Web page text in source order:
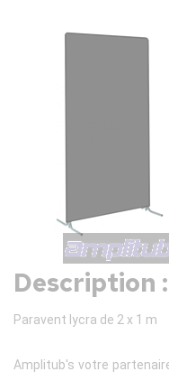
Description :
Paravent lycra de 2 x 1 m
Amplitub's votre